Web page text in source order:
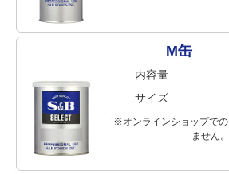
M缶
内容量
サイズ
※オンラインショップでの
ません。